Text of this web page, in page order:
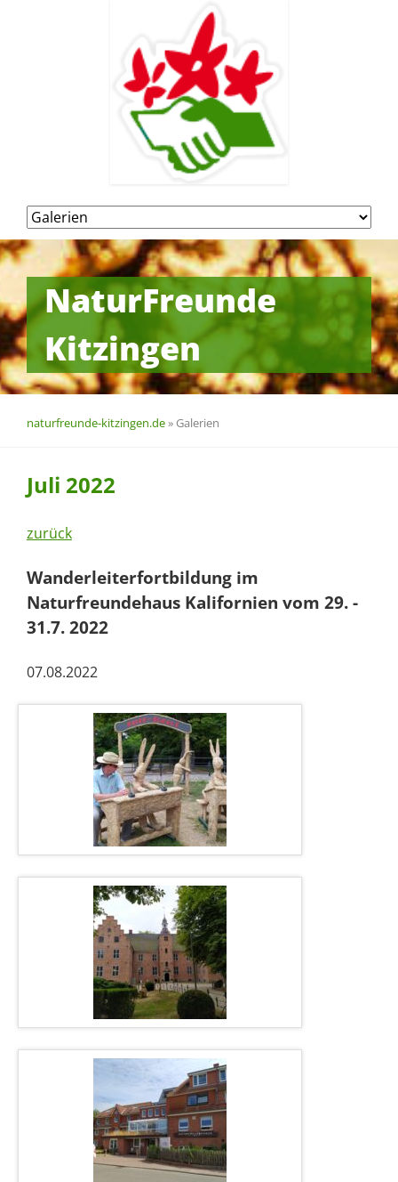
Navigation
überspringen
NaturFreunde
Kitzingen
naturfreunde-kitzingen.de» Galerien
Juli 2022
zurück
Wanderleiterfortbildung im
Naturfreundehaus Kalifornien vom 29. -
31.7. 2022
07.08.2022